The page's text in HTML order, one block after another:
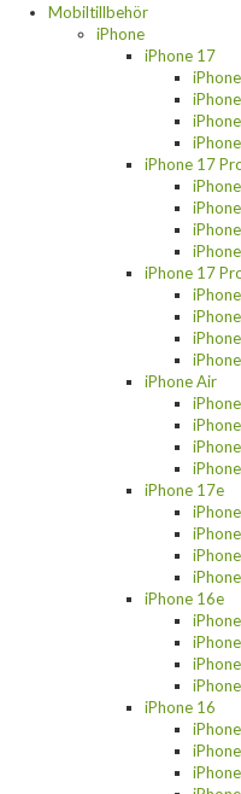
Mobiltillbehör
iPhone
iPhone 17
iPhone 17
iPhone 17
iPhone Air
iPhone 17e
iPhone 16e
iPhone 16